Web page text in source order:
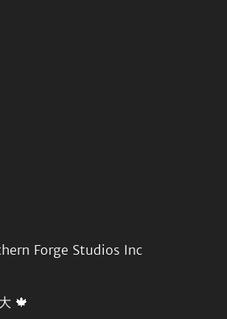
Forge Studios Inc
🍁